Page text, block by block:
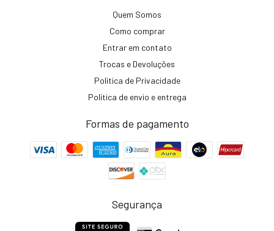
Quem Somos
Como comprar
Entrar em contato
Trocas e Devoluções
Política de Privacidade
Política de envio e entrega
Formas de pagamento
Segurança